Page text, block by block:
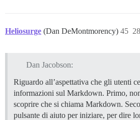
Heliosurge (Dan DeMontmorency) 45
Dan Jacobson:
Riguardo all’aspettativa che gli utenti
informazioni sul Markdown. Primo,
scoprire che si chiama Markdown.
pulsante di aiuto per iniziare, per dire